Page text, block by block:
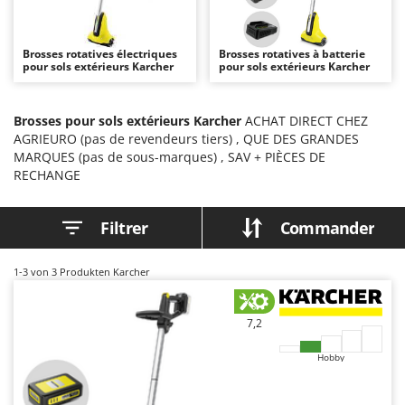
Autolaveuses
Autres produits
Bancs de scie pour le bois - Scies à bûches
Barbecues
Bennes pour tracteur
Brosses pour sols extérieurs
Brouettes à moteur
Butteurs pour tracteur
Chargeurs de batterie - Démarreurs
Charrues pour tracteur
Ambrogio Robot
Annovi Reverberi
ANTHBOT
Arco
Ardes
Argo
Ariete
Artus
Baesso
Bahco
Brosses rotatives électriques
pour sols extérieurs Karcher
Brosses rotatives à batterie
pour sols extérieurs Karcher
Brosses pour sols extérieurs Karcher ACHAT DIRECT CHEZ
AGRIEURO (pas de revendeurs tiers) , QUE DES GRANDES
MARQUES (pas de sous-marques) , SAV + PIÈCES DE
RECHANGE
Filtrer Commander
1-3 von 3 Produkten Karcher
7,2
Hobby